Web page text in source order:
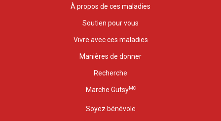
À propos de ces maladies
Soutien pour vous
Vivre avec ces maladies
Manières de donner
Recherche
Marche GutsyMC
Soyez bénévole